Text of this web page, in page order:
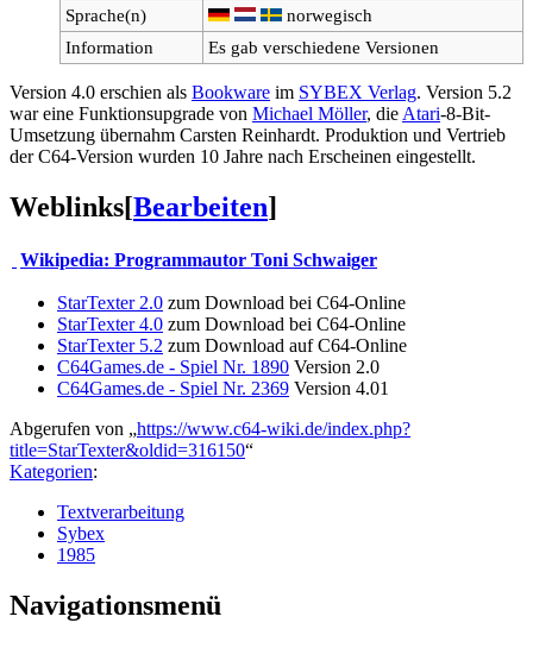
Sprache(n)
norwegisch
Information
Es gab verschiedene Versionen
Version 4.0 erschien als Bookware im SYBEX Verlag. Version 5.2
war eine Funktionsupgrade von Michael Möller, die Atari-8-Bit-
Umsetzung übernahm Carsten Reinhardt. Produktion und Vertrieb
der C64-Version wurden 10 Jahre nach Erscheinen eingestellt.
Weblinks[Bearbeiten]
Wikipedia: Programmautor Toni Schwaiger
StarTexter 2.0 zum Download bei C64-Online
StarTexter 4.0 zum Download bei C64-Online
StarTexter 5.2 zum Download auf C64-Online
C64Games.de - Spiel Nr. 1890 Version 2.0
C64Games.de - Spiel Nr. 2369 Version 4.01
Abgerufen von „https://www.c64-wiki.de/index.php?
title=StarTexter&oldid=316150“
Kategorien:
Textverarbeitung
Sybex
1985
Navigationsmenü